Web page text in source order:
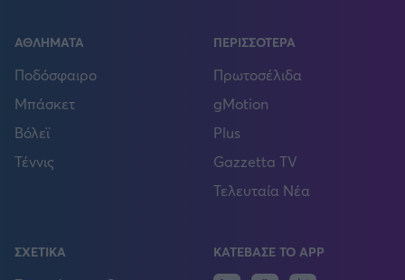
ΑΘΛΗΜΑΤΑ
Ποδόσφαιρο
Μπάσκετ
Βόλεϊ
Τέννις
ΠΕΡΙΣΣΟΤΕΡΑ
Πρωτοσέλιδα
gMotion
Plus
Gazzetta TV
Τελευταία Νέα
ΣΧΕΤΙΚΑ ΚΑΤΕΒΑΣΕ ΤΟ APP